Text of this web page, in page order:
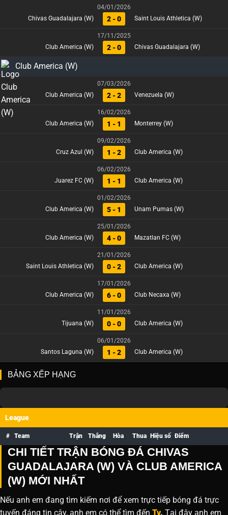
04/01/2026
Chivas Guadalajara (W)
2 - 0 Saint Louis Athletica (W)
17/11/2025
Club America (W)
2 - 0 Chivas Guadalajara (W)
Club America (W)
07/03/2026
Club America (W)
2 - 2 Venezuela (W)
16/02/2026
Club America (W)
1 - 1 Monterrey (W)
09/02/2026
Cruz Azul (W)
1 - 2 Club America (W)
06/02/2026
Juarez FC (W)
1 - 1 Club America (W)
01/02/2026
Club America (W)
5 - 1 Unam Pumas (W)
25/01/2026
Club America (W)
4 - 0 Mazatlan FC (W)
21/01/2026
Saint Louis Athletica (W)
0 - 2 Club America (W)
17/01/2026
Club America (W)
6 - 0 Club Necaxa (W)
11/01/2026
Tijuana (W)
0 - 0 Club America (W)
06/01/2026
Santos Laguna (W)
1 - 2 Club America (W)
BẢNG XẾP HẠNG
League
# Team Trận Thắng Hòa Thua Hiệu số Điểm
CHI TIẾT TRẬN BÓNG ĐÁ CHIVAS
GUADALAJARA (W) VÀ CLUB AMERICA
(W) MỚI NHẤT
Nếu anh em đang tìm kiếm nơi để xem trực tiếp bóng đá trực
tuyến đáng tin cậy, anh em có thể tìm đến Tv. Tại đây anh em